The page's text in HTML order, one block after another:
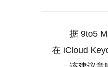
据 9to5
在 iCloud